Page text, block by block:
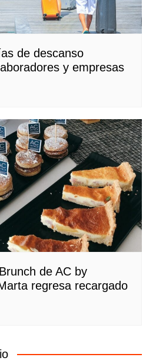
de descanso
y empresas
de AC by
regresa recargado